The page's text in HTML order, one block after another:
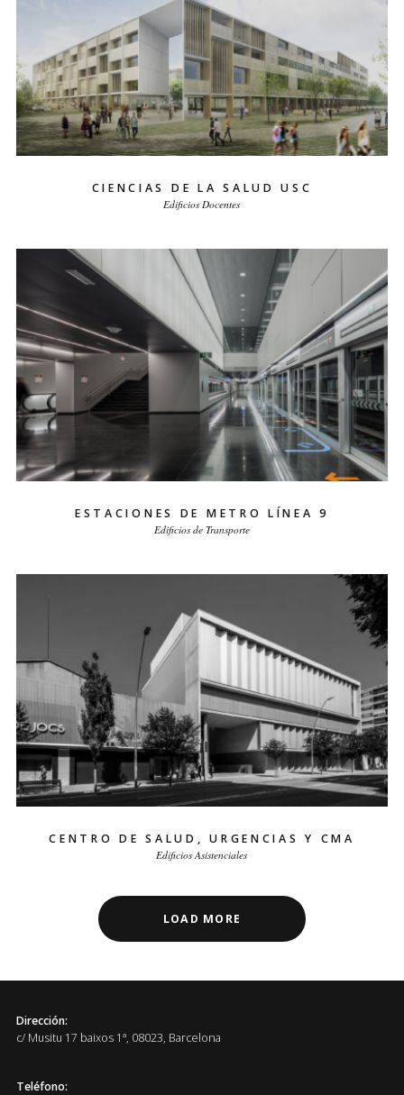
CIENCIAS DE LA SALUD USC
Edificios Docentes
ESTACIONES DE METRO LÍNEA 9
Edificios de Transporte
CENTRO DE SALUD, URGENCIAS Y CMA
Edificios Asistenciales
LOAD MORE
Dirección:
c/ Musitu 17 baixos 1ª, 08023, Barcelona
Teléfono: